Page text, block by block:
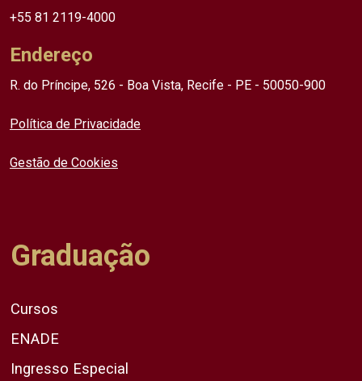
+55 81 2119-4000
Endereço
R. do Príncipe, 526 - Boa Vista, Recife - PE - 50050-900
Política de Privacidade
Gestão de Cookies
Graduação
Cursos
ENADE
Ingresso Especial